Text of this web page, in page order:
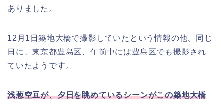
ありました。
12月1日築地大橋で撮影していたという情報の他、同じ
日に、東京都豊島区、午前中には豊島区でも撮影され
ていたようです。
浅葱空豆が、夕日を眺めているシーンがこの築地大橋